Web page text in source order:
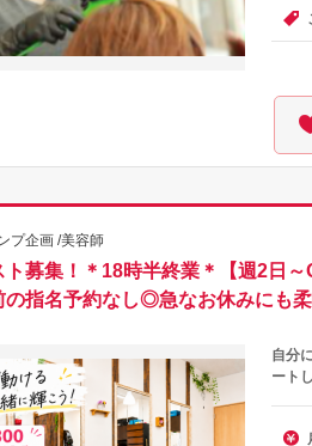
プ企画 /美容師
ト募集！＊18時半終業＊【週2日
の指名予約なし◎急なお休みにも
自分
ート